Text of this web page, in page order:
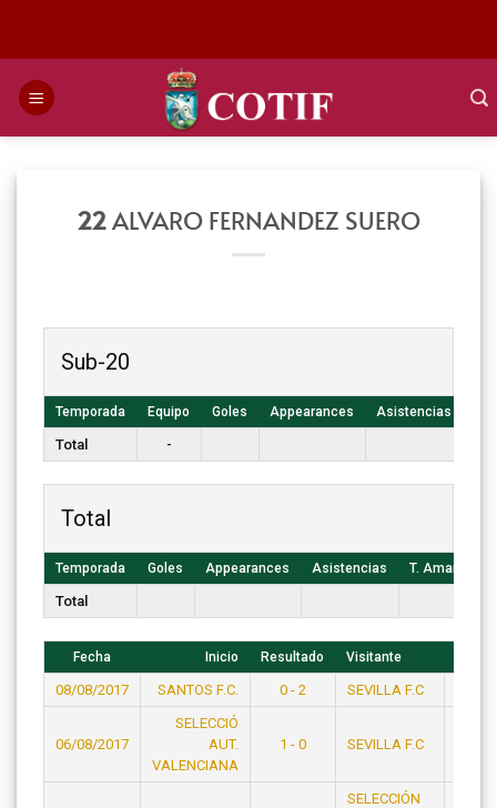
22ALVARO FERNANDEZ SUERO
Sub-20
Temporada Equipo Goles Appearances Asistencias
Total -
Total
Temporada Goles Appearances Asistencias T. Amarillas
Total
Fecha Inicio Resultado Visitante
08/08/2017 SANTOS F.C. 0 - 2 SEVILLA F.C
06/08/2017
SELECCIÓ
AUT.
VALENCIANA
1 - 0 SEVILLA F.C
SELECCIÓN